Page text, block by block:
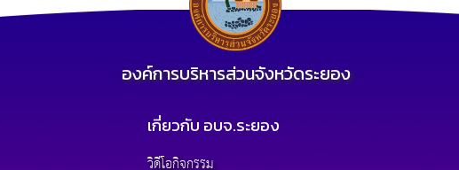
องค์การบริหารส่วนจังหวัดระยอง
เกี่ยวกับ อบจ.ระยอง
วิดีโอกิจกรรม